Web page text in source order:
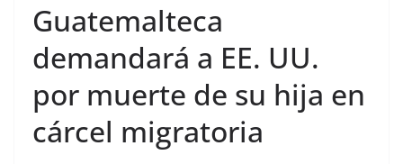
Guatemalteca
demandará a EE. UU.
por muerte de su hija en
cárcel migratoria